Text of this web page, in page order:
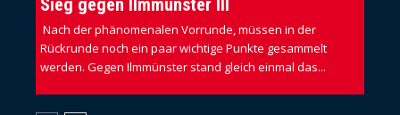
Sieg gegen Ilmmünster III
Nach der phänomenalen Vorrunde, müssen in der
Rückrunde noch ein paar wichtige Punkte gesammelt
werden. Gegen Ilmmünster stand gleich einmal das...